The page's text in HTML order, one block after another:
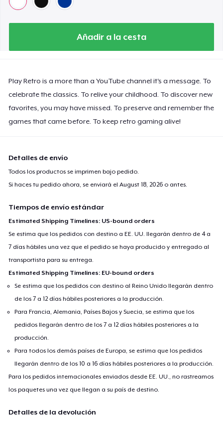
Añadir a la cesta
Play Retro is a more than a YouTube channel it's a message. To
celebrate the classics. To relive your childhood. To discover new
favorites, you may have missed. To preserve and remember the
games that came before. To keep retro gaming alive!
Detalles de envío
Todos los productos se imprimen bajo pedido.
Si haces tu pedido ahora, se enviará elAugust 18, 2026 o antes.
Tiempos de envío estándar
Estimated Shipping Timelines: US-bound orders
Se estima que los pedidos con destino a EE. UU. llegarán dentro de 4 a
7 días hábiles una vez que el pedido se haya producido y entregado al
transportista para su entrega.
Estimated Shipping Timelines: EU-bound orders
Se estima que los pedidos con destino al Reino Unido llegarán dentro
de los 7 a 12 días hábiles posteriores a la producción.
Para Francia, Alemania, Países Bajos y Suecia, se estima que los
pedidos llegarán dentro de los 7 a 12 días hábiles posteriores a la
producción.
Para todos los demás países de Europa, se estima que los pedidos
llegarán dentro de los 10 a 16 días hábiles posteriores a la producción.
Para los pedidos internacionales enviados desde EE. UU., no rastreamos
los paquetes una vez que llegan a su país de destino.
Detalles de la devolución